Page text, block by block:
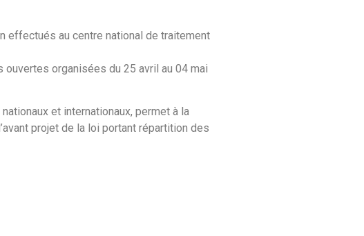
effectués au centre national de traitement
organisées du 25 avril au 04 mai
et internationaux, permet à la
projet de la loi portant répartition des